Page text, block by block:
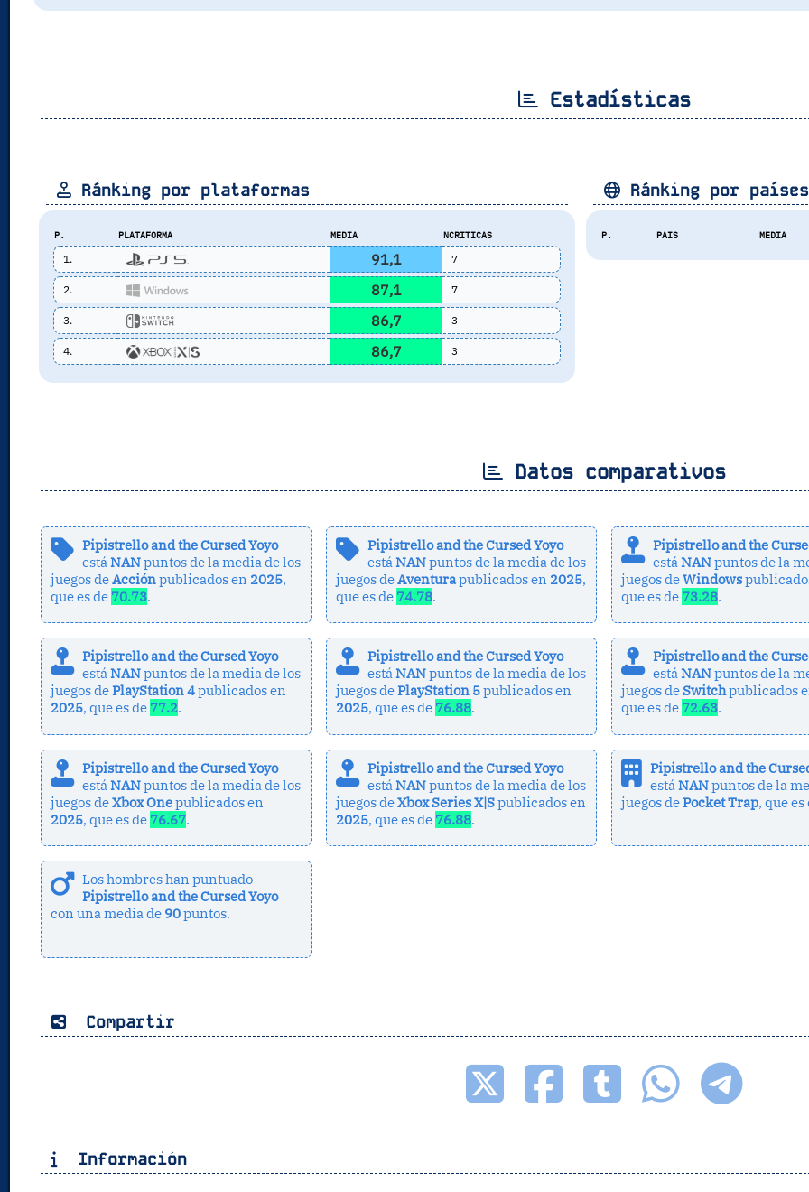
Estadísticas
Ránking por plataformas
P. PLATAFORMA MEDIA NCRITICAS
1. 91,1 7
2. 87,1 7
3. 86,7 3
4. 86,7 3
Ránking por países
P. PAIS MEDIA
Datos comparativos
Pipistrello and the Cursed Yoyo
está NANpuntos de la media de los
juegos deAcciónpublicados en 2025,
que es de 70.73.
Pipistrello and the Cursed Yoyo
estáNANpuntos de la media de los
juegos deAventurapublicados en 2025,
que es de 74.78.
Pipistrello and the
estáNANpuntos de la
juegos deWindows
que es de 73.28.
Pipistrello and the Cursed Yoyo
estáNANpuntos de la media de los
juegos dePlayStation 4publicados en
2025, que es de 77.2.
Pipistrello and the Cursed Yoyo
estáNANpuntos de la media de los
juegos dePlayStation 5publicados en
2025, que es de 76.88.
Pipistrello and the
estáNANpuntos de la
juegos de Switchpublicados
que es de 72.63.
Pipistrello and the Cursed Yoyo
está NANpuntos de la media de los
juegos deXbox Onepublicados en
2025, que es de 76.67.
Pipistrello and the Cursed Yoyo
estáNANpuntos de la media de los
juegos deXbox Series X|Spublicados en
2025, que es de 76.88.
Pipistrello and the
estáNANpuntos de la
juegos dePocket Trap, que
Los hombres han puntuado
Pipistrello and the Cursed Yoyo
con una media de 90puntos.
Compartir
Información